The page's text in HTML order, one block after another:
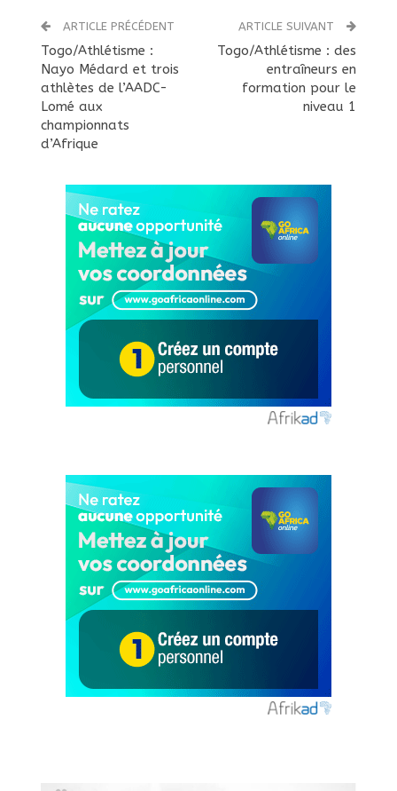
ARTICLE PRÉCÉDENT
Togo/Athlétisme :
Nayo Médard et trois
athlètes de l’AADC-
Lomé aux
championnats
d’Afrique
ARTICLE SUIVANT
Togo/Athlétisme : des
entraîneurs en
formation pour le
niveau 1